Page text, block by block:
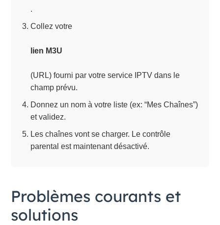
.
Collez votre
lien M3U
(URL) fourni par votre service IPTV dans le
champ prévu.
Donnez un nom à votre liste (ex: “Mes Chaînes”)
et validez.
Les chaînes vont se charger. Le contrôle
parental est maintenant désactivé.
Problèmes courants et
solutions